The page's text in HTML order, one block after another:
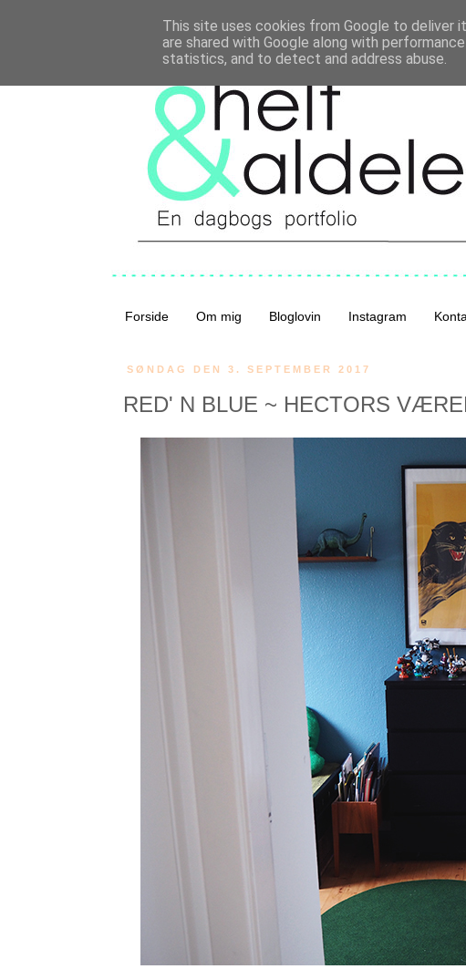
Forside Om mig Bloglovin Instagram
SØNDAG DEN 3. SEPTEMBER 2017
RED' N BLUE ~ HECTORS
This site uses cookies from Google to deliver
are shared with Google along with
statistics, and to detect and address abuse.